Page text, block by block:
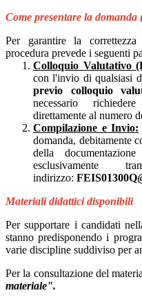
Come presentare la
Per garantire la
procedura prevede i seguenti
Colloquio Valutativo
con l'invio di qualsiasi
previo colloquio
necessario
direttamente al numero
Compilazione e Invio:
domanda, debitamente
della
esclusivamente
indirizzo:
Materiali didattici disponibili
Per supportare i candidati
stanno predisponendo i
varie discipline suddiviso per
Per la consultazione del
materiale".